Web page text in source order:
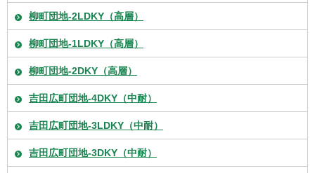
柳町団地-2LDKY（高層）
柳町団地-1LDKY（高層）
柳町団地-2DKY（高層）
吉田広町団地-4DKY（中耐）
吉田広町団地-3LDKY（中耐）
吉田広町団地-3DKY（中耐）